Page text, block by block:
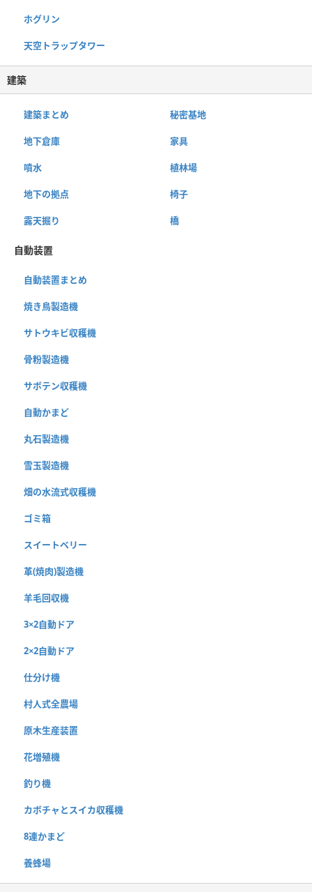
ホグリン
天空トラップタワー
建築
建築まとめ 秘密基地
地下倉庫 家具
噴水 植林場
地下の拠点 椅子
露天掘り 橋
自動装置
自動装置まとめ
焼き鳥製造機
サトウキビ収穫機
骨粉製造機
サボテン収穫機
自動かまど
丸石製造機
雪玉製造機
畑の水流式収穫機
ゴミ箱
スイートベリー
革(焼肉)製造機
羊毛回収機
3×2自動ドア
2×2自動ドア
仕分け機
村人式全農場
原木生産装置
花増殖機
釣り機
カボチャとスイカ収穫機
8連かまど
養蜂場